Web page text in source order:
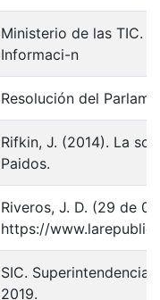
Ministerio de las TIC.
Informaci-n
Resolución del
Rifkin, J. (2014). La
Paidos.
Riveros, J. D. (29 de
https://
SIC.
2019.